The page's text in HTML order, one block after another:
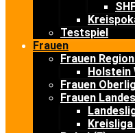
Testspiel
Frauen
Frauen
Holstein
Frauen
Frauen
Kreisliga